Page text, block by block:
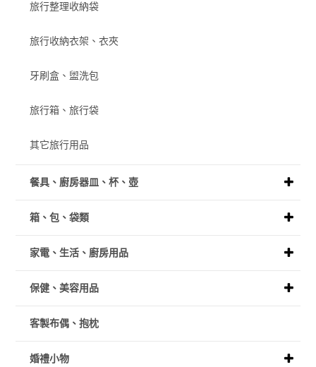
旅行整理收納袋
旅行收納衣架、衣夾
牙刷盒、盥洗包
旅行箱、旅行袋
其它旅行用品
餐具、廚房器皿、杯、壺
箱、包、袋類
家電、生活、廚房用品
保健、美容用品
客製布偶、抱枕
婚禮小物